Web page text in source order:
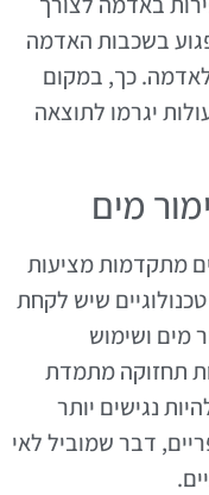
בשכבות האדמה
כך, במקום
יגרמו לתוצאה
מים
מתקדמות מציעות
שיש לקחת
מים ושימוש
תחזוקה מתמדת
נגישים יותר
דבר שמוביל לאי